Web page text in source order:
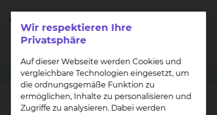
Sprechstunde
Berufsgenossenschaftliche Sprechstunde inklusive Reha-Planung
Berufsgenossenschaftliche
Wir respektieren Ihre
Privatsphäre
Auf dieser Webseite werden Cookies und
vergleichbare Technologien eingesetzt, um
die ordnungsgemäße Funktion zu
ermöglichen, Inhalte zu personalisieren und
Zugriffe zu analysieren. Dabei werden